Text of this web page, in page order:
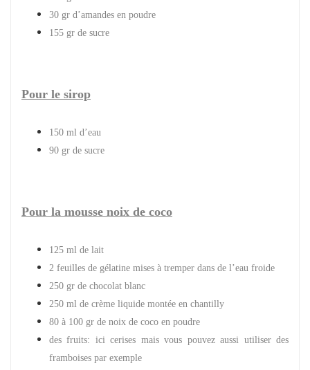
30 gr d’amandes en poudre
155 gr de sucre
Pour le sirop
150 ml d’eau
90 gr de sucre
Pour la mousse noix de coco
125 ml de lait
2 feuilles de gélatine mises à tremper dans de l’eau froide
250 gr de chocolat blanc
250 ml de crème liquide montée en chantilly
80 à 100 gr de noix de coco en poudre
des fruits: ici cerises mais vous pouvez aussi utiliser des
framboises par exemple